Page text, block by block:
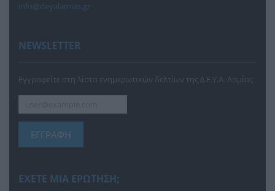
info@deyalamias.gr
NEWSLETTER
Εγγραφείτε στη λίστα ενημερωτικών δελτίων της Δ.Ε.Υ.Α. Λαμίας
ΕΓΓΡΑΦΗ
ΕΧΕΤΕ ΜΙΑ ΕΡΩΤΗΣΗ;